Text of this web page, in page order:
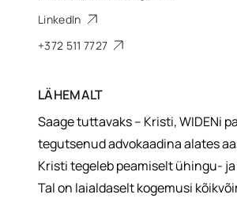
LinkedIn
+372 511 7727
LÄHEMALT
Saage tuttavaks – Kristi, WIDENi
tegutsenud advokaadina alates
Kristi tegeleb peamiselt ühingu-
Tal on laialdaselt kogemusi